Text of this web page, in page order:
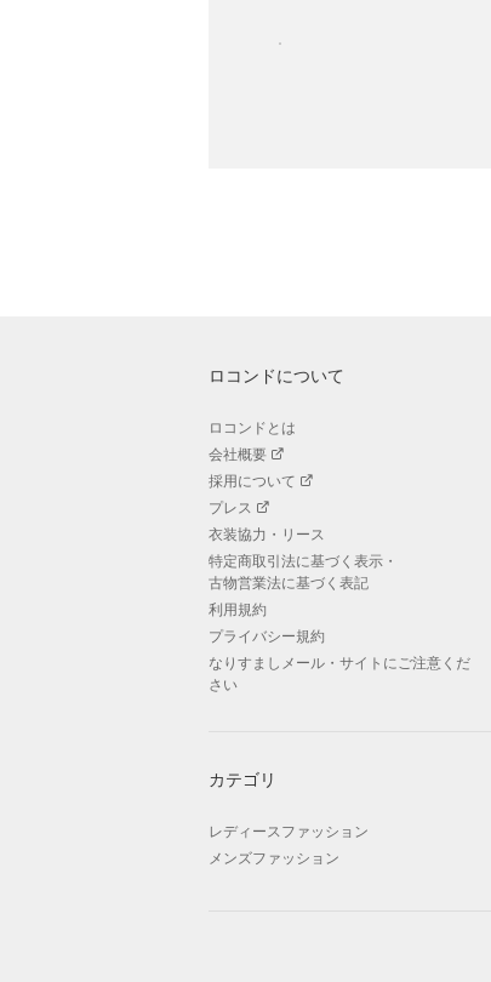
ロコンドについて
ロコンドとは
会社概要
採用について
プレス
衣装協力・リース
特定商取引法に基づく表示・
古物営業法に基づく表記
利用規約
プライバシー規約
なりすましメール・サイトにご注意くだ
さい
カテゴリ
レディースファッション
メンズファッション